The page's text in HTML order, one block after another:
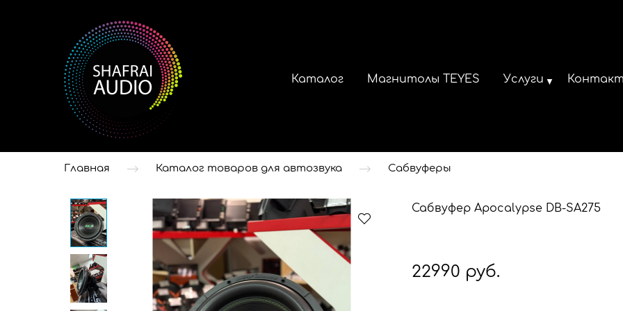
Каталог Магнитолы TEYES Услуги
Главная Каталог товаров для автозвука Сабвуферы
Сабвуфер Apocalypse DB-SA275
22990 руб.